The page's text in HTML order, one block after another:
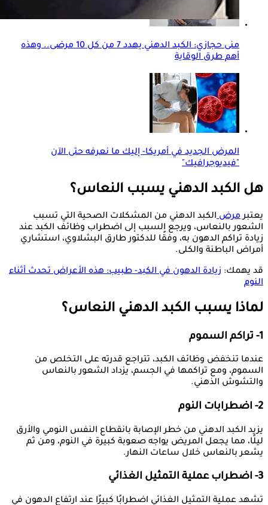
منى حجازي: الكبد الدهني يهدد 7 من كل 10 مرضى.. وهذه
أهم طرق الوقاية
المرض الجديد في أمريكا- إليك ما نعرفه حتى الآن
"فيديوجرافيك"
هل الكبد الدهني يسبب النعاس؟
يعتبرمرضالكبد الدهني من المشكلات الصحية التي تسبب
الشعور بالنعاس، ويرجع السبب إلى اضطراب وظائف الكبد عند
زيادة تراكم الدهون به، وفقًا للدكتور طارق البشلاوي، استشاري
أمراض الباطنة والكلى.
قد يهمك: زيادة الدهون في الكبد- طبيب: هذه الأعراض تحدث أثناء
النوم
لماذا يسبب الكبد الدهني النعاس؟
1- تراكم السموم
عندما تنخفض وظائف الكبد، تتراجع قدرته على التخلص من
السموم، ومع تراكمها في الجسم، يزداد الشعور بالنعاس
والتشوش الذهني.
2- اضطرابات النوم
يزيد الكبد الدهني من خطر الإصابة بانقطاع النفس النومي والأرق
ليلًا، مما يجعل المريض يواجه صعوبة كبيرة في النوم، ومن ثم
يشعر بالنعاس خلال ساعات النهار.
3- اضطراب عملية التمثيل الغذائي
تشهد عملية التمثيل الغذائي اضطرابًا كبيرًا عند ارتفاع الدهون في